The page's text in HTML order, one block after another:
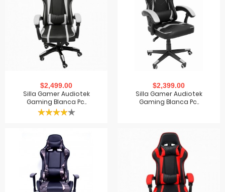
$2,499.00
Silla Gamer Audiotek
Gaming Blanca Pc..
$2,399.00
Silla Gamer Audiotek
Gaming Blanca Pc..